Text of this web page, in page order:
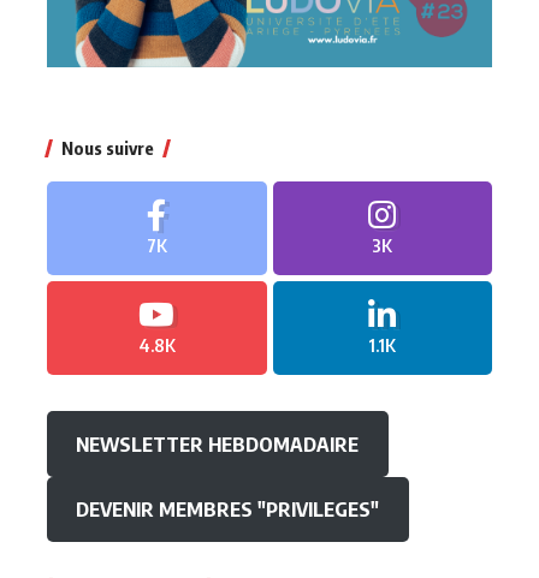
Nous suivre
7K 3K
4.8K 1.1K
NEWSLETTER HEBDOMADAIRE
DEVENIR MEMBRES "PRIVILEGES"